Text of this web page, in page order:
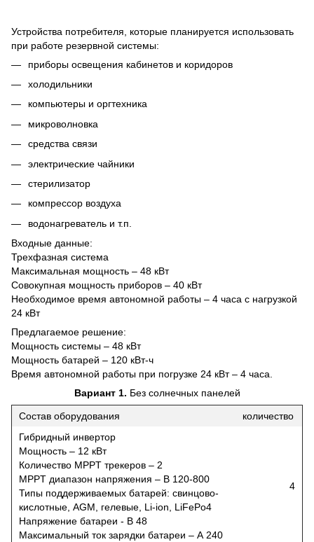
Устройства потребителя, которые планируется использовать
при работе резервной системы:
приборы освещения кабинетов и коридоров
холодильники
компьютеры и оргтехника
микроволновка
средства связи
электрические чайники
стерилизатор
компрессор воздуха
водонагреватель и т.п.
Входные данные:
Трехфазная система
Максимальная мощность – 48 кВт
Совокупная мощность приборов – 40 кВт
Необходимое время автономной работы – 4 часа с нагрузкой
24 кВт
Предлагаемое решение:
Мощность системы – 48 кВт
Мощность батарей – 120 кВт-ч
Время автономной работы при погрузке 24 кВт – 4 часа.
Вариант 1. Без солнечных панелей
Состав оборудования
количество
Гибридный инвертор
Мощность – 12 кВт
Количество MPPT трекеров – 2
MPPT диапазон напряжения – B 120-800
Типы поддерживаемых батарей: свинцово-
кислотные, AGM, гелевые, Li-ion, LiFePo4
Напряжение батареи - В 48
Максимальный ток зарядки батареи – А 240
4